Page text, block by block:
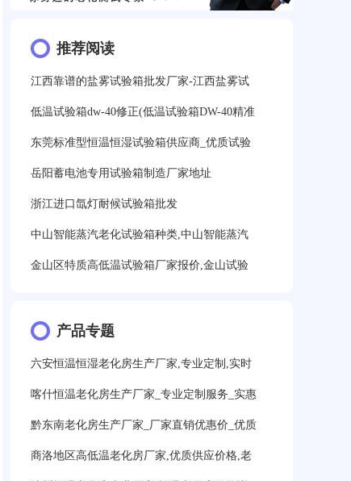
推荐阅读
江西靠谱的盐雾试验箱批发厂家-江西盐雾试
低温试验箱dw-40修正(低温试验箱DW-40精准
东莞标准型恒温恒湿试验箱供应商_优质试验
岳阳蓄电池专用试验箱制造厂家地址
浙江进口氙灯耐候试验箱批发
中山智能蒸汽老化试验箱种类,中山智能蒸汽
金山区特质高低温试验箱厂家报价,金山试验
产品专题
六安恒温恒湿老化房生产厂家,专业定制,实时
喀什恒温老化房生产厂家_专业定制服务_实惠
黔东南老化房生产厂家_厂家直销优惠价_优质
商洛地区高低温老化房厂家,优质供应价格,老